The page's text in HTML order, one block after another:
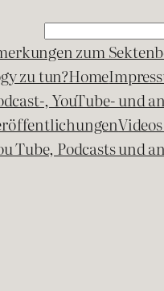
Suchen
zum
zu tun?Home
, YouTube- und
Tube, Podcasts und